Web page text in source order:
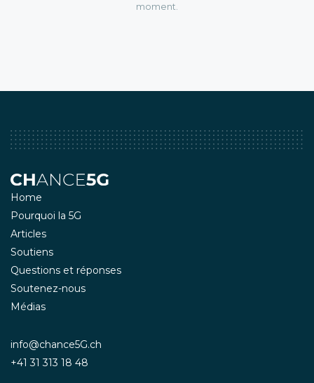
moment.
Home
Pourquoi la 5G
Articles
Soutiens
Questions et réponses
Soutenez-nous
Médias
info@chance5G.ch
+41 31 313 18 48